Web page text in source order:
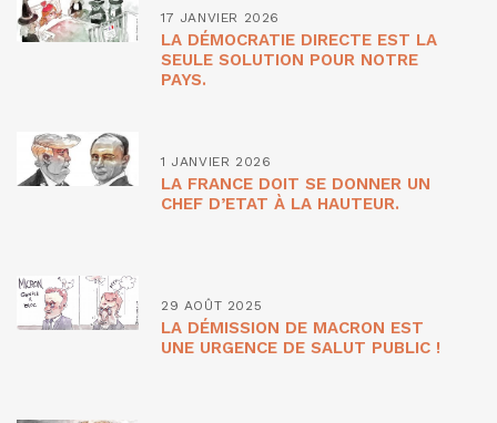
17 JANVIER 2026
LA DÉMOCRATIE DIRECTE EST LA
SEULE SOLUTION POUR NOTRE
PAYS.
1 JANVIER 2026
LA FRANCE DOIT SE DONNER UN
CHEF D’ETAT À LA HAUTEUR.
29 AOÛT 2025
LA DÉMISSION DE MACRON EST
UNE URGENCE DE SALUT PUBLIC !